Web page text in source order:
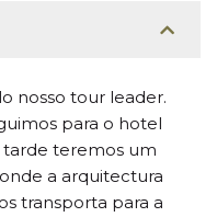
tudo fará parte da
nosso tour leader.
para o hotel
tarde teremos um
a arquitectura
transporta para a